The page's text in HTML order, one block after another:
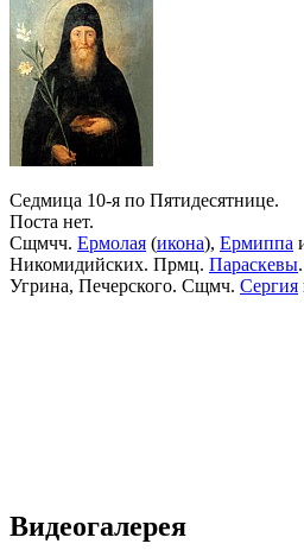
Седмица 10-я по Пятидесятнице.
Поста нет.
Сщмчч. Ермолая (икона), Ермиппа
Никомидийских. Прмц. Параскевы
Угрина, Печерского. Сщмч. Сергия
Видеогалерея